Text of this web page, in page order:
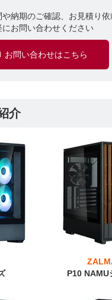
納期のご確認、お見積り
にお問い合わせください
お問い合わせはこちら
介
P10 NAMU